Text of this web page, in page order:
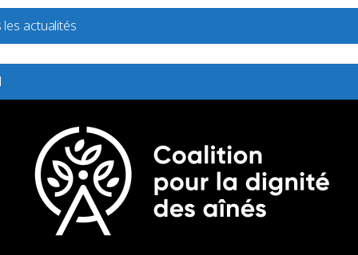
les actualités